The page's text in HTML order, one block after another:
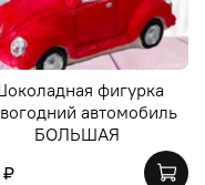
фигурка
автомобиль
БОЛЬШАЯ
₽